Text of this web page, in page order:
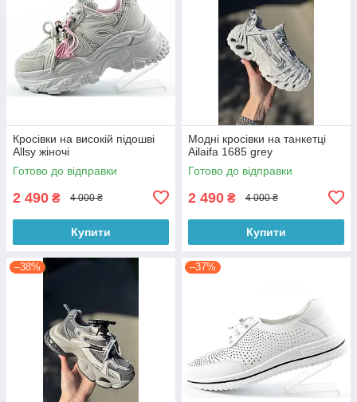
Кросівки на високій підошві
Allsy жіночі
Готово до відправки
2 490 ₴ 4 000 ₴
Купити
Модні кросівки на танкетці
Ailaifa 1685 grey
Готово до відправки
2 490 ₴ 4 000 ₴
Купити
–38% –37%